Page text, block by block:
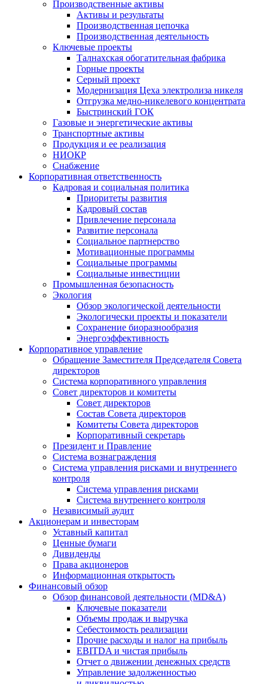
Производственные активы
Активы и результаты
Производственная цепочка
Производственная деятельность
Ключевые проекты
Талнахская обогатительная фабрика
Горные проекты
Серный проект
Модернизация Цеха электролиза никеля
Отгрузка медно-никелевого концентрата
Быстринский ГОК
Газовые и энергетические активы
Транспортные активы
Продукция и ее реализация
НИОКР
Снабжение
Корпоративная ответственность
Кадровая и социальная политика
Приоритеты развития
Кадровый состав
Привлечение персонала
Развитие персонала
Социальное партнерство
Мотивационные программы
Социальные программы
Социальные инвестиции
Промышленная безопасность
Экология
Обзор экологической деятельности
Экологически проекты и показатели
Сохранение биоразнообразия
Энергоэффективность
Корпоративное управление
Обращение Заместителя Председателя Совета
директоров
Система корпоративного управления
Совет директоров и комитеты
Совет директоров
Состав Совета директоров
Комитеты Совета директоров
Корпоративный секретарь
Президент и Правление
Система вознаграждения
Система управления рисками и внутреннего
контроля
Система управления рисками
Система внутреннего контроля
Независимый аудит
Акционерам и инвесторам
Уставный капитал
Ценные бумаги
Дивиденды
Права акционеров
Информационная открытость
Финансовый обзор
Обзор финансовой деятельности (MD&A)
Ключевые показатели
Объемы продаж и выручка
Себестоимость реализации
Прочие расходы и налог на прибыль
EBITDA и чистая прибыль
Отчет о движении денежных средств
Управление задолженностью